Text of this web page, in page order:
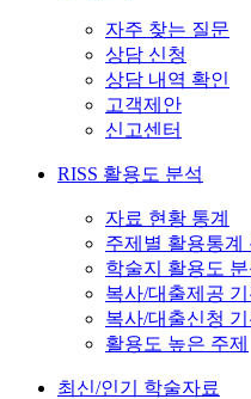
자주 찾는 질문
상담 신청
상담 내역 확인
고객제안
신고센터
RISS 활용도 분석
자료 현황 통계
주제별 활용통계
학술지 활용도 분
복사/대출제공
복사/대출신청
활용도 높은 주제
최신/인기 학술자료